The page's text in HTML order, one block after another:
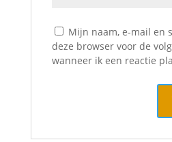
Mijn naam, e-mail en
deze browser voor de
wanneer ik een reactie